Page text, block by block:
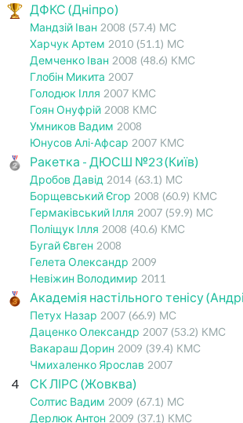
ДФКС (Дніпро)
Мандзій Іван 2008 (57.4) МС
Харчук Артем 2010 (51.1) МС
Демченко Іван 2008 (48.6) КМС
Глобін Микита 2007
Голодюк Ілля 2007 КМС
Гоян Онуфрій 2008 КМС
Умников Вадим 2008
Юнусов Алі-Афсар 2007 КМС
Ракетка - ДЮСШ №23 (Київ)
Дробов Давід 2014 (63.1) МС
Борщевський Єгор 2008 (60.9) КМС
Гермаківський Ілля 2007 (59.9) МС
Поліщук Ілля 2008 (40.6) КМС
Бугай Євген 2008
Гелета Олександр 2009
Невіжин Володимир 2011
Академія настільного тенісу
Петух Назар 2007 (66.9) МС
Даценко Олександр 2007 (53.2) КМС
Вакараш Дорин 2009 (39.4) КМС
Чмихаленко Ярослав 2007
4 СК ЛІРС (Жовква)
Солтис Вадим 2009 (67.1) МС
Дерлюк Антон 2009 (37.1) КМС